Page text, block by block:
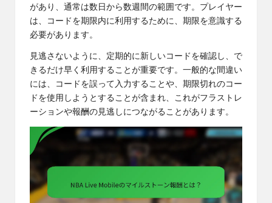
があり、通常は数日から数週間の範囲です。プレイヤー
は、コードを期限内に利用するために、期限を意識する
必要があります。
見逃さないように、定期的に新しいコードを確認し、で
きるだけ早く利用することが重要です。一般的な間違い
には、コードを誤って入力することや、期限切れのコー
ドを使用しようとすることが含まれ、これがフラストレ
ーションや報酬の見逃しにつながることがあります。